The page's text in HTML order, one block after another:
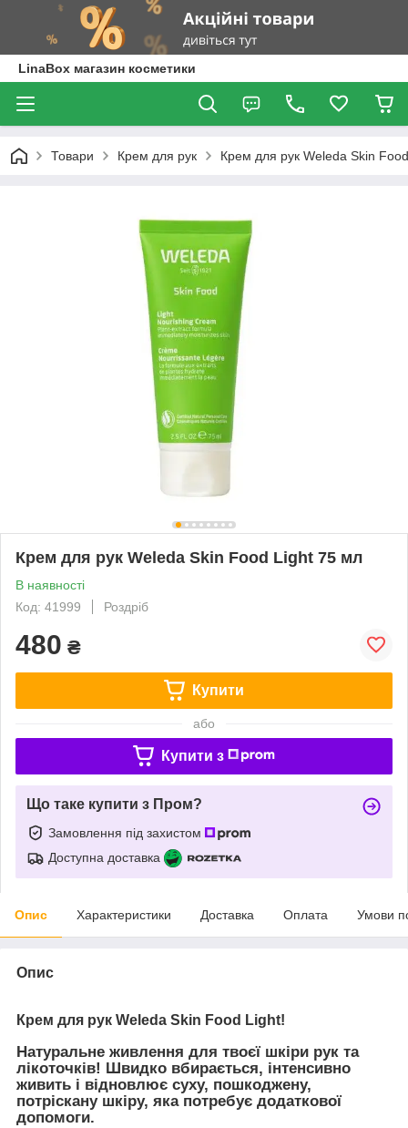
LinaBox магазин косметики
Товари Крем для рук Крем для рук Weleda Skin
Крем для рук Weleda Skin Food Light 75 мл
В наявності
Код: 41999
Роздріб
480 ₴
Купити
або
Купити з
Що таке купити з Пром?
Замовлення під захистом
Доступна доставка
Опис Характеристики Доставка Оплата Умови
Опис
Крем для рук Weleda Skin Food Light!
Натуральне живлення для твоєї шкіри рук та
лікоточків! Швидко вбирається, інтенсивно
живить і відновлює суху, пошкоджену,
потріскану шкіру, яка потребує додаткової
допомоги.